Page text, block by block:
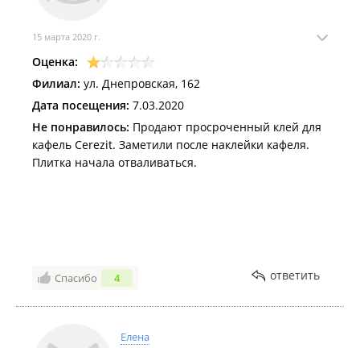
15 марта 2020 г.
Оценка:
Филиал: ул. Днепровская, 162
Дата посещения: 7.03.2020
Не понравилось: Продают просроченный клей для
кафель Cerezit. Заметили после наклейки кафеля.
Плитка начала отваливаться.
Спасибо 4 ответить
Елена